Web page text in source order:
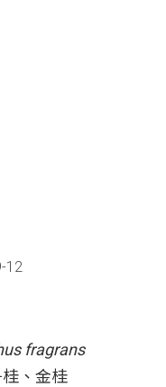
12
fragrans
、金桂